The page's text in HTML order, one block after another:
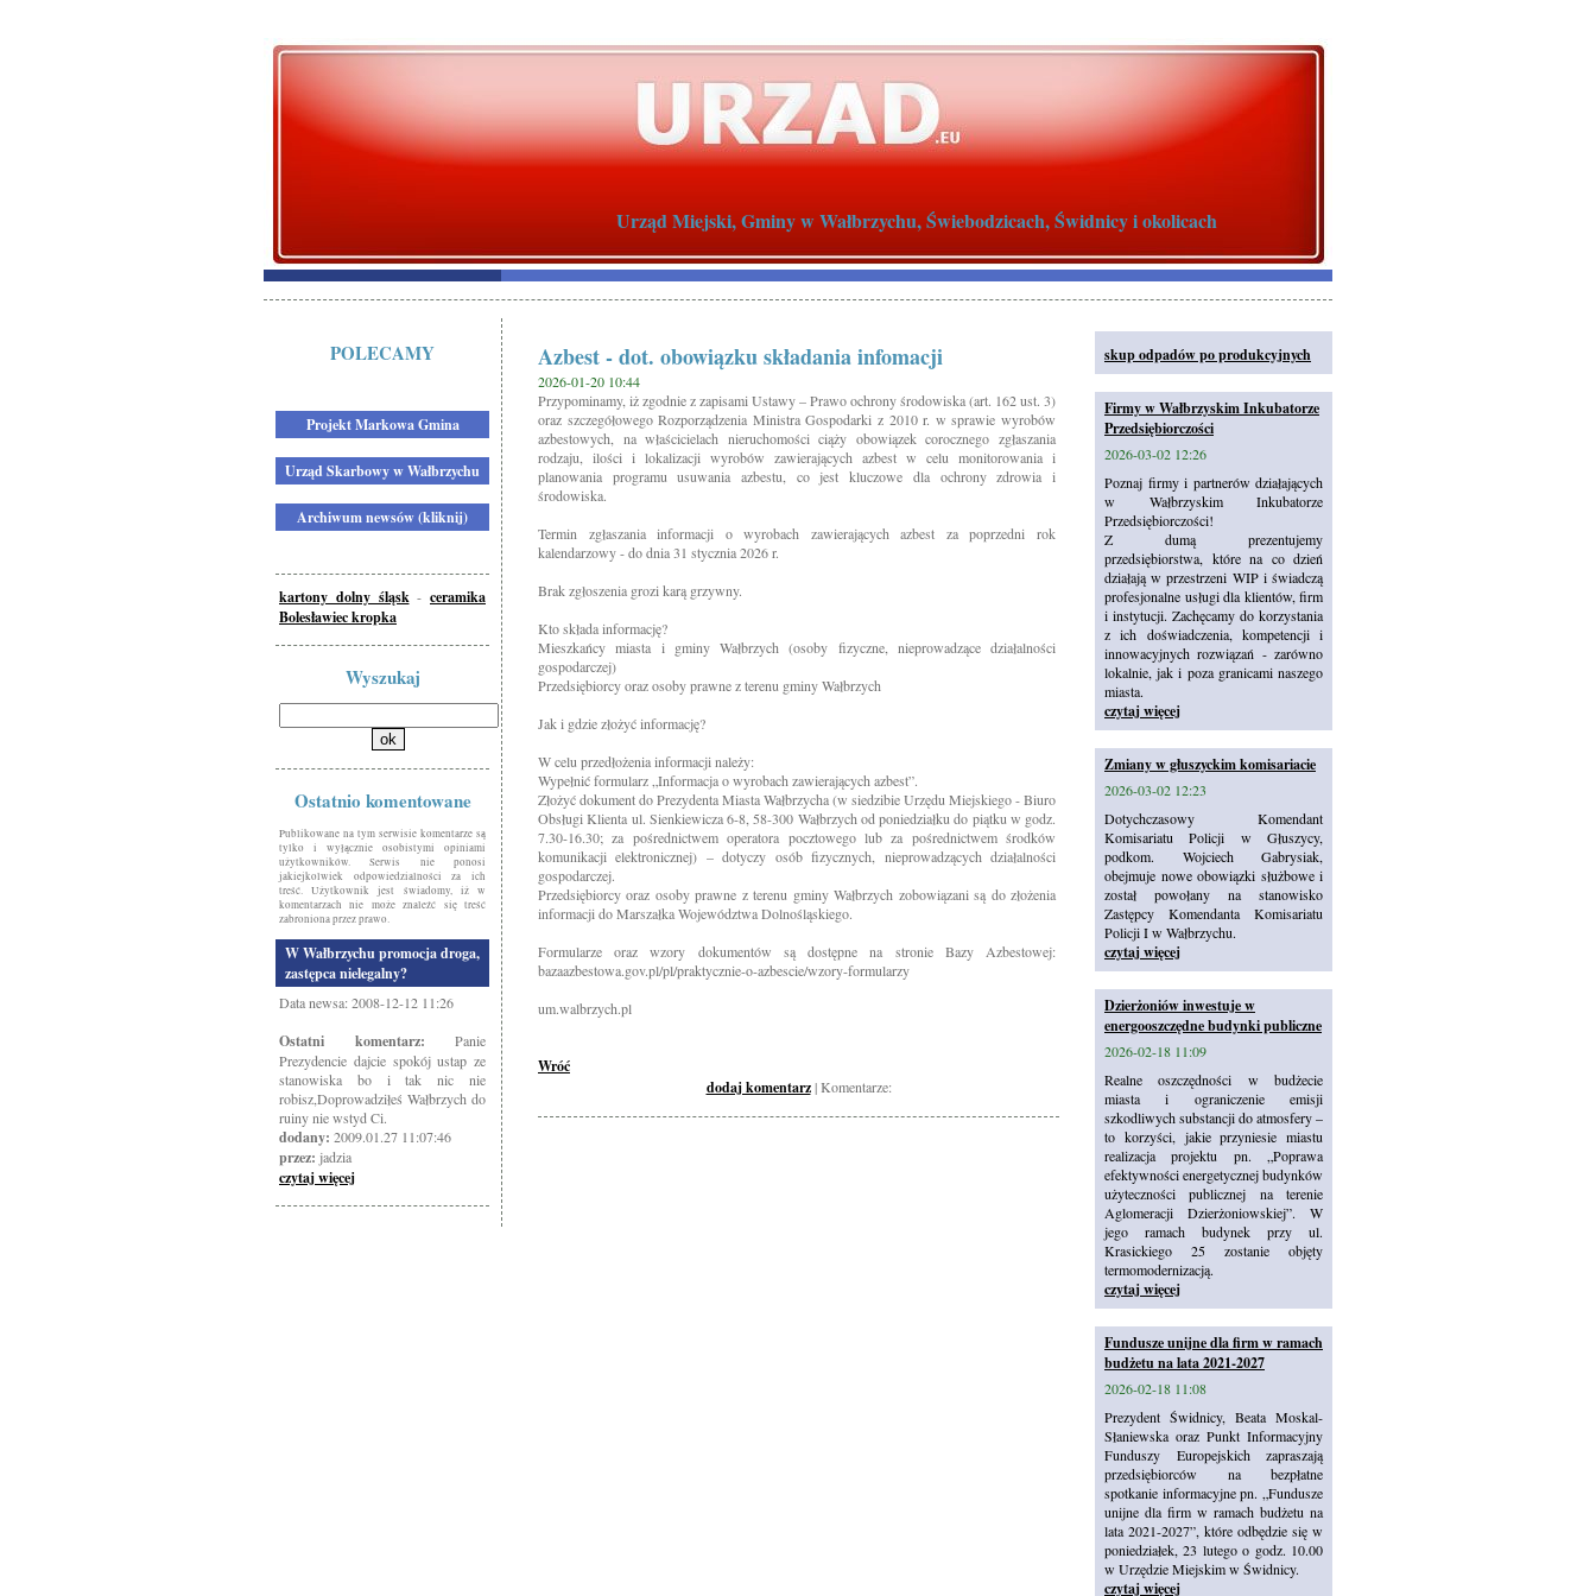
Urząd Miejski, Gminy w Wałbrzychu, Świebodzicach, Świdnicy i okolicach
POLECAMY
Projekt Markowa Gmina
Urząd Skarbowy w Wałbrzychu
Archiwum newsów (kliknij)
kartony dolny śląsk - ceramika
Bolesławiec kropka
Wyszukaj
Ostatnio komentowane
Publikowane na tym serwisie komentarze są
tylko i wyłącznie osobistymi opiniami
użytkowników. Serwis nie ponosi
jakiejkolwiek odpowiedzialności za ich
treść. Użytkownik jest świadomy, iż w
komentarzach nie może znaleźć się treść
zabroniona przez prawo.
W Wałbrzychu promocja droga,
zastępca nielegalny?
Data newsa: 2008-12-12 11:26
Ostatni komentarz: Panie
Prezydencie dajcie spokój ustap ze
stanowiska bo i tak nic nie
robisz,Doprowadziłeś Wałbrzych do
ruiny nie wstyd Ci.
dodany: 2009.01.27 11:07:46
przez: jadzia
czytaj więcej
Azbest - dot. obowiązku składania infomacji
2026-01-20 10:44
Przypominamy, iż zgodnie z zapisami Ustawy – Prawo ochrony środowiska (art. 162 ust. 3)
oraz szczegółowego Rozporządzenia Ministra Gospodarki z 2010 r. w sprawie wyrobów
azbestowych, na właścicielach nieruchomości ciąży obowiązek corocznego zgłaszania
rodzaju, ilości i lokalizacji wyrobów zawierających azbest w celu monitorowania i
planowania programu usuwania azbestu, co jest kluczowe dla ochrony zdrowia i
środowiska.
Termin zgłaszania informacji o wyrobach zawierających azbest za poprzedni rok
kalendarzowy - do dnia 31 stycznia 2026 r.
Brak zgłoszenia grozi karą grzywny.
Kto składa informację?
Mieszkańcy miasta i gminy Wałbrzych (osoby fizyczne, nieprowadzące działalności
gospodarczej)
Przedsiębiorcy oraz osoby prawne z terenu gminy Wałbrzych
Jak i gdzie złożyć informację?
W celu przedłożenia informacji należy:
Wypełnić formularz „Informacja o wyrobach zawierających azbest”.
Złożyć dokument do Prezydenta Miasta Wałbrzycha (w siedzibie Urzędu Miejskiego - Biuro
Obsługi Klienta ul. Sienkiewicza 6-8, 58-300 Wałbrzych od poniedziałku do piątku w godz.
7.30-16.30; za pośrednictwem operatora pocztowego lub za pośrednictwem środków
komunikacji elektronicznej) – dotyczy osób fizycznych, nieprowadzących działalności
gospodarczej.
Przedsiębiorcy oraz osoby prawne z terenu gminy Wałbrzych zobowiązani są do złożenia
informacji do Marszałka Województwa Dolnośląskiego.
Formularze oraz wzory dokumentów są dostępne na stronie Bazy Azbestowej:
bazaazbestowa.gov.pl/pl/praktycznie-o-azbescie/wzory-formularzy
um.walbrzych.pl
Wróć
dodaj komentarz| Komentarze:
skup odpadów po produkcyjnych
Firmy w Wałbrzyskim Inkubatorze
Przedsiębiorczości
2026-03-02 12:26
Poznaj firmy i partnerów działających
w Wałbrzyskim Inkubatorze
Przedsiębiorczości!
Z dumą prezentujemy
przedsiębiorstwa, które na co dzień
działają w przestrzeni WIP i świadczą
profesjonalne usługi dla klientów, firm
i instytucji. Zachęcamy do korzystania
z ich doświadczenia, kompetencji i
innowacyjnych rozwiązań - zarówno
lokalnie, jak i poza granicami naszego
miasta.
czytaj więcej
Zmiany w głuszyckim komisariacie
2026-03-02 12:23
Dotychczasowy Komendant
Komisariatu Policji w Głuszycy,
podkom. Wojciech Gabrysiak,
obejmuje nowe obowiązki służbowe i
został powołany na stanowisko
Zastępcy Komendanta Komisariatu
Policji I w Wałbrzychu.
czytaj więcej
Dzierżoniów inwestuje w
energooszczędne budynki publiczne
2026-02-18 11:09
Realne oszczędności w budżecie
miasta i ograniczenie emisji
szkodliwych substancji do atmosfery –
to korzyści, jakie przyniesie miastu
realizacja projektu pn. „Poprawa
efektywności energetycznej budynków
użyteczności publicznej na terenie
Aglomeracji Dzierżoniowskiej”. W
jego ramach budynek przy ul.
Krasickiego 25 zostanie objęty
termomodernizacją.
czytaj więcej
Fundusze unijne dla firm w ramach
budżetu na lata 2021-2027
2026-02-18 11:08
Prezydent Świdnicy, Beata Moskal-
Słaniewska oraz Punkt Informacyjny
Funduszy Europejskich zapraszają
przedsiębiorców na bezpłatne
spotkanie informacyjne pn. „Fundusze
unijne dla firm w ramach budżetu na
lata 2021-2027”, które odbędzie się w
poniedziałek, 23 lutego o godz. 10.00
w Urzędzie Miejskim w Świdnicy.
czytaj więcej